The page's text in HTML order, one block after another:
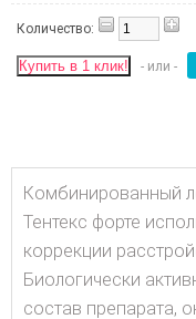
Количество:
Купить в 1 клик! - или -
Комбинированный
Тентекс форте
коррекции
Биологически
состав препарата,